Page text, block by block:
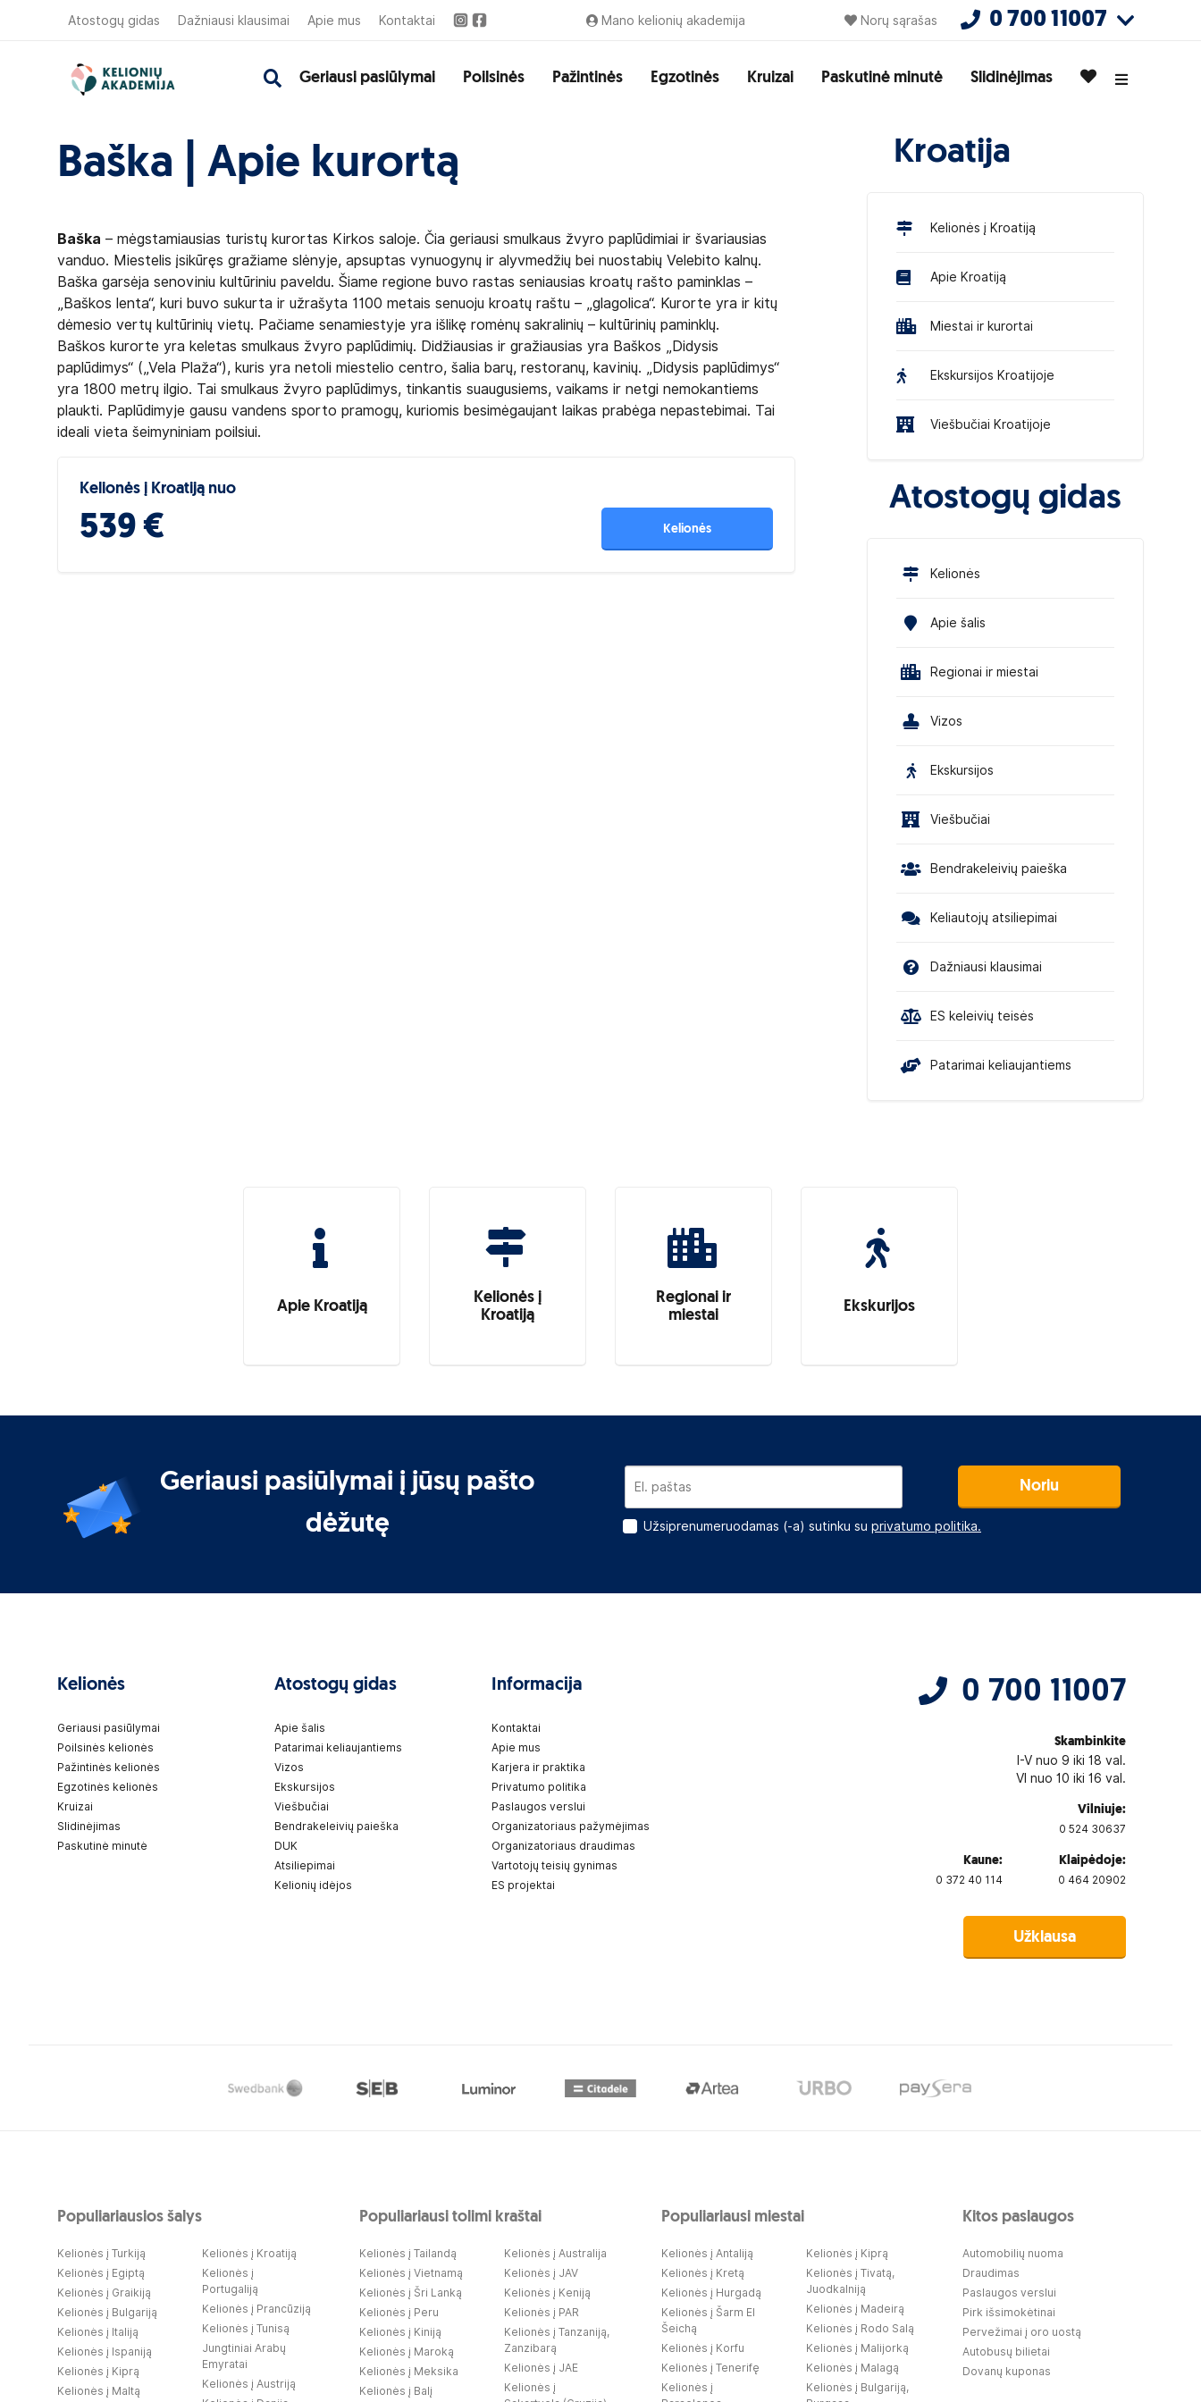
Atostogų gidas Dažniausi klausimai Apie mus Kontaktai Mano kelionių akademija Norų sąrašas 0 700 11007
Geriausi pasiūlymai Poilsinės Pažintinės Egzotinės Kruizai Paskutinė minutė Slidinėjimas
Baška | Apie kurortą
Baška – mėgstamiausias turistų kurortas Kirkos saloje. Čia geriausi smulkaus žvyro paplūdimiai ir švariausias
vanduo. Miestelis įsikūręs gražiame slėnyje, apsuptas vynuogynų ir alyvmedžių bei nuostabių Velebito kalnų.
Baška garsėja senoviniu kultūriniu paveldu. Šiame regione buvo rastas seniausias kroatų rašto paminklas –
„Baškos lenta“, kuri buvo sukurta ir užrašyta 1100 metais senuoju kroatų raštu – „glagolica“. Kurorte yra ir kitų
dėmesio vertų kultūrinių vietų. Pačiame senamiestyje yra išlikę romėnų sakralinių – kultūrinių paminklų.
Baškos kurorte yra keletas smulkaus žvyro paplūdimių. Didžiausias ir gražiausias yra Baškos „Didysis
paplūdimys“ („Vela Plaža“), kuris yra netoli miestelio centro, šalia barų, restoranų, kavinių. „Didysis paplūdimys“
yra 1800 metrų ilgio. Tai smulkaus žvyro paplūdimys, tinkantis suaugusiems, vaikams ir netgi nemokantiems
plaukti. Paplūdimyje gausu vandens sporto pramogų, kuriomis besimėgaujant laikas prabėga nepastebimai. Tai
ideali vieta šeimyniniam poilsiui.
Kelionės į Kroatiją nuo
539 € Kelionės
Kroatija
Kelionės į Kroatiją
Apie Kroatiją
Miestai ir kurortai
Ekskursijos Kroatijoje
Viešbučiai Kroatijoje
Atostogų gidas
Kelionės
Apie šalis
Regionai ir miestai
Vizos
Ekskursijos
Viešbučiai
Bendrakeleivių paieška
Keliautojų atsiliepimai
Dažniausi klausimai
ES keleivių teisės
Patarimai keliaujantiems
Apie Kroatiją
Kelionės į
Kroatiją
Regionai ir
miestai
Ekskurijos
Geriausi pasiūlymai į jūsų pašto
dėžutę
Užsiprenumeruodamas (-a) sutinku su privatumo politika.
Noriu
Kelionės
Geriausi pasiūlymai
Poilsinės kelionės
Pažintinės kelionės
Egzotinės kelionės
Kruizai
Slidinėjimas
Paskutinė minutė
Atostogų gidas
Apie šalis
Patarimai keliaujantiems
Vizos
Ekskursijos
Viešbučiai
Bendrakeleivių paieška
DUK
Atsiliepimai
Kelionių idėjos
Informacija
Kontaktai
Apie mus
Karjera ir praktika
Privatumo politika
Paslaugos verslui
Organizatoriaus pažymėjimas
Organizatoriaus draudimas
Vartotojų teisių gynimas
ES projektai
0 700 11007
Skambinkite
I-V nuo 9 iki 18 val.
VI nuo 10 iki 16 val.
Vilniuje:
0 524 30637
Kaune:
0 372 40 114
Klaipėdoje:
0 464 20902
Užklausa
Populiariausios šalys
Kelionės į Turkiją
Kelionės į Egiptą
Kelionės į Graikiją
Kelionės į Bulgariją
Kelionės į Italiją
Kelionės į Ispaniją
Kelionės į Kiprą
Kelionės į Maltą
Kelionės į Kroatiją
Kelionės į
Portugaliją
Kelionės į Prancūziją
Kelionės į Tunisą
Jungtiniai Arabų
Emyratai
Kelionės į Austriją
Populiariausi tolimi kraštai
Kelionės į Tailandą
Kelionės į Vietnamą
Kelionės į Šri Lanką
Kelionės į Peru
Kelionės į Kiniją
Kelionės į Maroką
Kelionės į Meksika
Kelionės į Balį
Kelionės į Australija
Kelionės į JAV
Kelionės į Keniją
Kelionės į PAR
Kelionės į Tanzaniją,
Zanzibarą
Kelionės į JAE
Kelionės į
Populiariausi miestai
Kelionės į Antaliją
Kelionės į Kretą
Kelionės į Hurgadą
Kelionės į Šarm El
Šeichą
Kelionės į Korfu
Kelionės į Tenerifę
Kelionės į
Kelionės į Kiprą
Kelionės į Tivatą,
Juodkalniją
Kelionės į Madeirą
Kelionės į Rodo Salą
Kelionės į Malijorką
Kelionės į Malagą
Kelionės į Bulgariją,
Kitos paslaugos
Automobilių nuoma
Draudimas
Paslaugos verslui
Pirk išsimokėtinai
Pervežimai į oro uostą
Autobusų bilietai
Dovanų kuponas